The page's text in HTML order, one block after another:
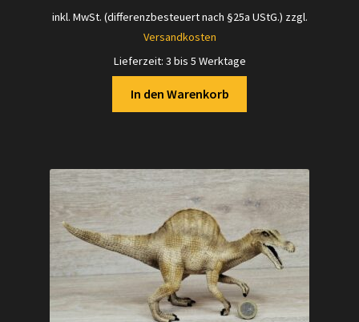
inkl. MwSt. (differenzbesteuert nach §25a UStG.) zzgl.
Versandkosten
Lieferzeit: 3 bis 5 Werktage
In den Warenkorb